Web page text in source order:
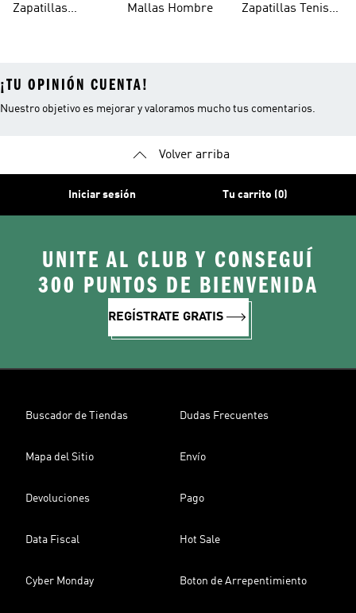
Zapatillas
Mallas Hombre
Zapatillas Tenis
¡TU OPINIÓN CUENTA!
Nuestro objetivo es mejorar y valoramos mucho tus comentarios.
Volver arriba
Iniciar sesión Tu carrito (0)
UNITE AL CLUB Y CONSEGUÍ
300 PUNTOS DE BIENVENIDA
REGÍSTRATE GRATIS
Buscador de Tiendas Dudas Frecuentes
Mapa del Sitio Envío
Devoluciones Pago
Data Fiscal Hot Sale
Cyber Monday Boton de Arrepentimiento